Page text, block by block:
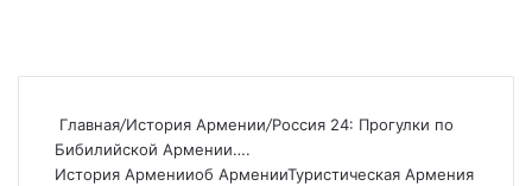
Главная/История Армении/Россия 24: Прогулки по
Бибилийской Армении….
История Арменииоб АрменииТуристическая Армения